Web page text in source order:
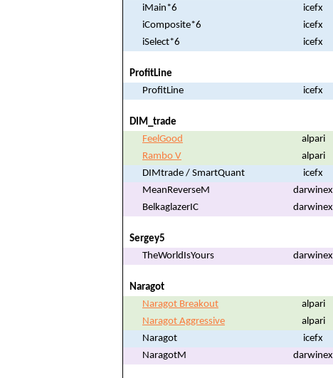
iMain*6
icefx
iComposite*6
icefx
iSelect*6
icefx
ProfitLine
ProfitLine
icefx
DIM_trade
FeelGood
alpari
Rambo V
alpari
DIMtrade / SmartQuant
icefx
MeanReverseM
darwinex
BelkaglazerIC
darwinex
Sergey5
TheWorldIsYours
darwinex
Naragot
Naragot Breakout
alpari
Naragot Aggressive
alpari
Naragot
icefx
NaragotM
darwinex